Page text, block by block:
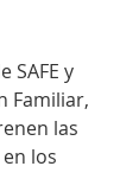
SAFE y
Familiar,
las
los